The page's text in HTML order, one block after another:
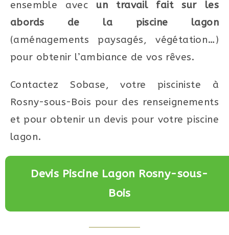
ensemble avec un travail fait sur les
abords de la piscine lagon
(aménagements paysagés, végétation…)
pour obtenir l’ambiance de vos rêves.
Contactez Sobase, votre pisciniste à
Rosny-sous-Bois pour des renseignements
et pour obtenir un devis pour votre piscine
lagon.
Devis Piscine Lagon Rosny-sous-
Bois